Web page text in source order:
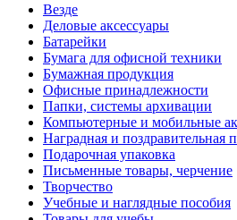
Везде
Деловые аксессуары
Батарейки
Бумага для офисной техники
Бумажная продукция
Офисные принадлежности
Папки, системы архивации
Компьютерные и мобильные
Наградная и поздравительная
Подарочная упаковка
Письменные товары, черчение
Творчество
Учебные и наглядные пособия